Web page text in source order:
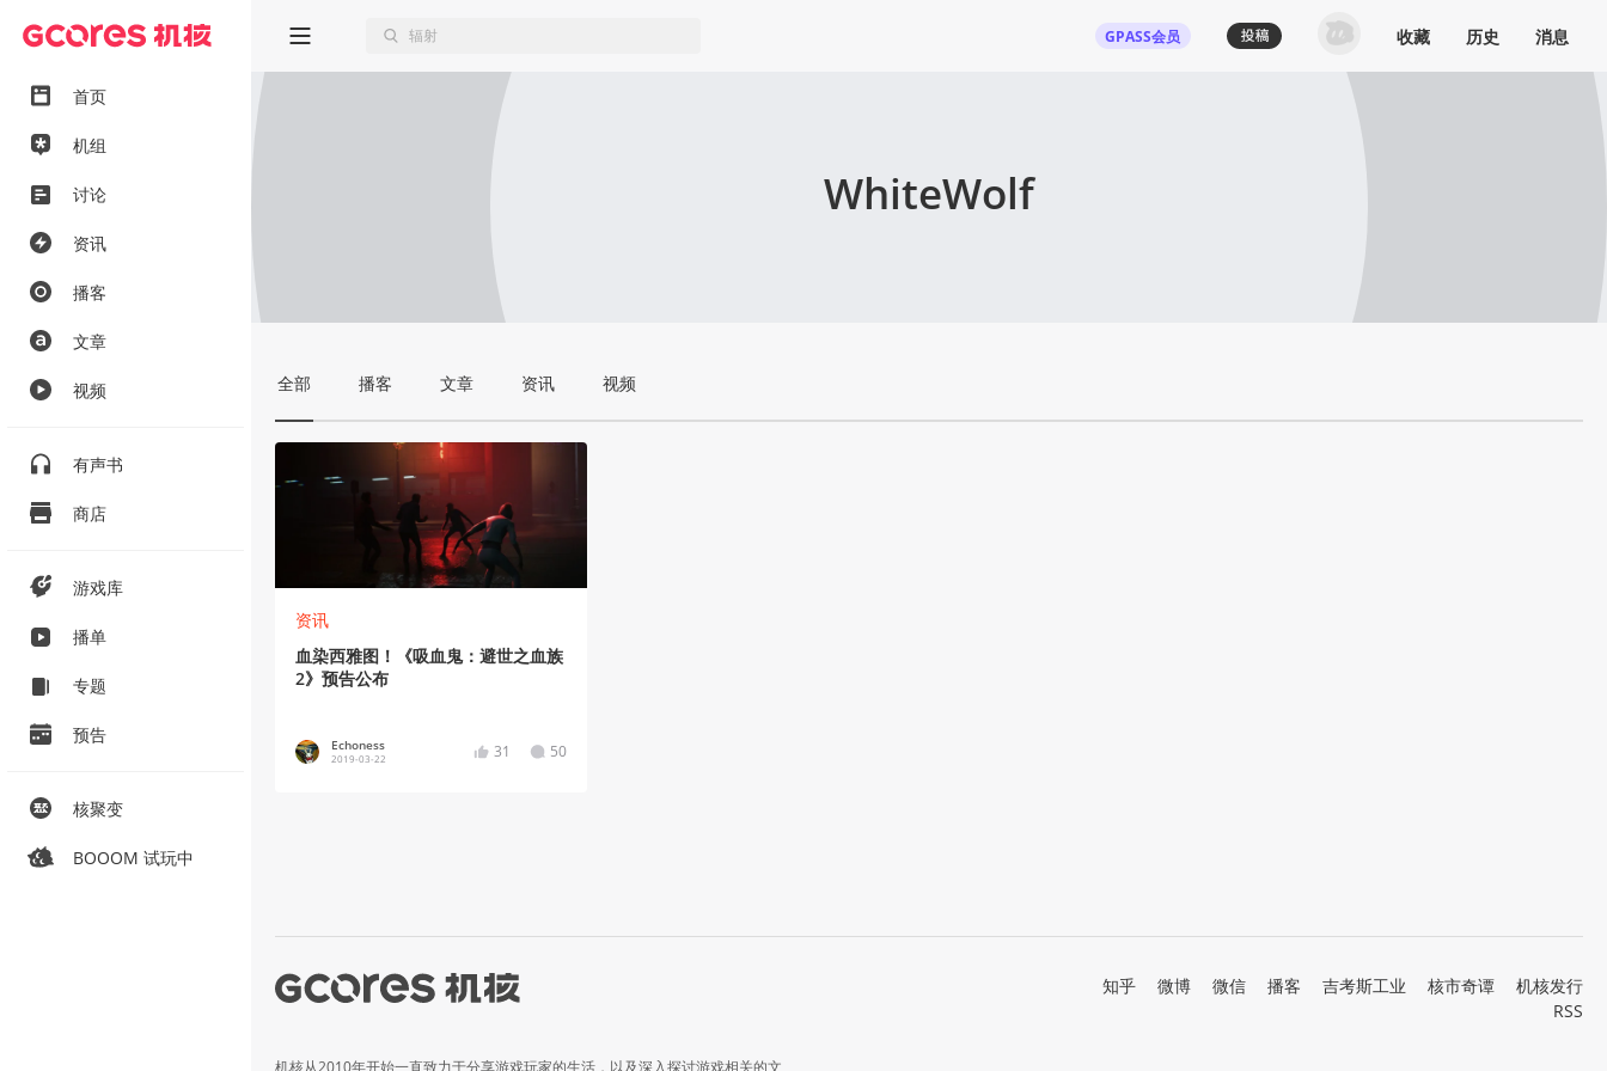
首页
机组
讨论
资讯
播客
文章
视频
有声书
商店
游戏库
播单
专题
预告
核聚变
BOOOM 试玩中
GPASS会员 收藏 历史 消息
WhiteWolf
全部 播客 文章 资讯 视频
资讯
血染西雅图！《吸血鬼：避世之血族
2》预告公布
Echoness
2019-03-22 31 50
机核从2010年开始一直致力于分享游戏玩家的生活，以及深入探讨游戏相关的文
知乎 微博 微信 播客 吉考斯工业 核市奇谭
机核发行
RSS